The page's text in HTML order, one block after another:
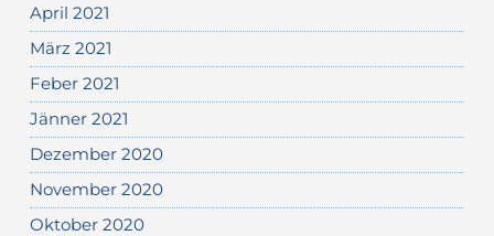
April 2021
März 2021
Feber 2021
Jänner 2021
Dezember 2020
November 2020
Oktober 2020